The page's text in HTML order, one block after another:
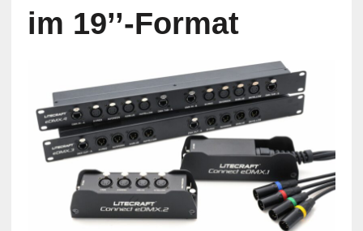
im 19’’-Format